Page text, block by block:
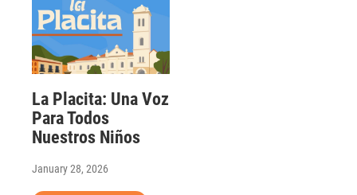
La Placita: Una Voz
Para Todos
Nuestros Niños
January 28, 2026